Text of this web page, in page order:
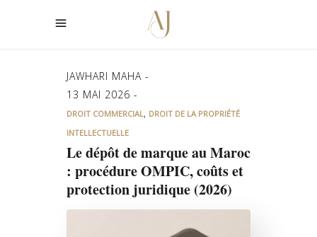
JAWHARI MAHA
13 MAI 2026
DROIT COMMERCIAL, DROIT DE LA PROPRIÉTÉ
INTELLECTUELLE
Le dépôt de marque au Maroc
: procédure OMPIC, coûts et
protection juridique (2026)